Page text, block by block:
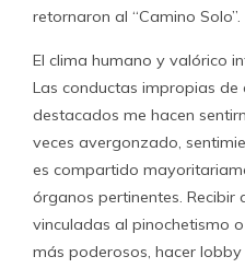
retornaron al “Camino Solo”.
El clima humano y valórico
Las conductas impropias de
destacados me hacen
veces avergonzado,
es compartido
órganos pertinentes. Recibir
vinculadas al pinochetismo
más poderosos, hacer